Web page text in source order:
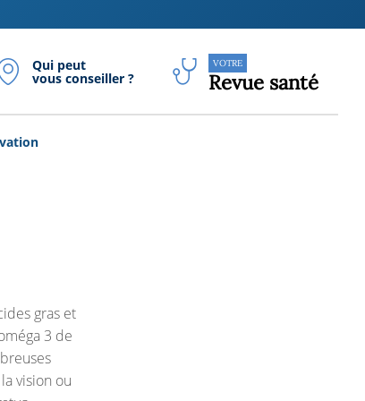
Qui peut
vous conseiller ?
VOTRE
Revue santé
gras et
3 de
vision ou